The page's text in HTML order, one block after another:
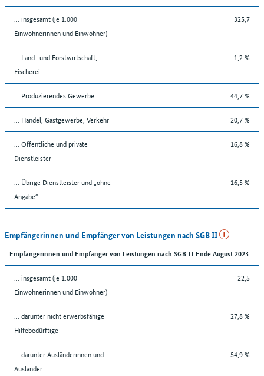
... insgesamt (je 1.000
Einwohnerinnen und Einwohner)
325,7
... Land- und Forstwirtschaft,
Fischerei
1,2 %
... Produzierendes Gewerbe 44,7 %
... Handel, Gastgewerbe, Verkehr 20,7 %
... Öffentliche und private
Dienstleister
16,8 %
... Übrige Dienstleister und „ohne
Angabe“
16,5 %
Empfängerinnen und Empfänger von Leistungen nach SGB II
Empfängerinnen und Empfänger von Leistungen nach SGB II Ende August 2023
... insgesamt (je 1.000
Einwohnerinnen und Einwohner)
22,5
... darunter nicht erwerbsfähige
Hilfebedürftige
27,8 %
... darunter Ausländerinnen und
Ausländer
54,9 %